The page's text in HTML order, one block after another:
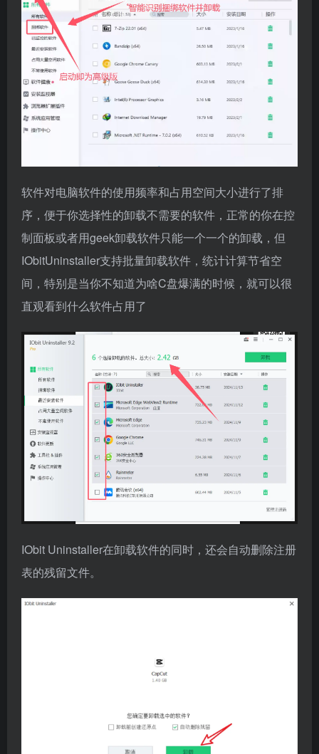
软件对电脑软件的使用频率和占用空间大小进行了排
序，便于你选择性的卸载不需要的软件，正常的你在控
制面板或者用geek卸载软件只能一个一个的卸载，但
IObitUninstaller支持批量卸载软件，统计计算节省空
间，特别是当你不知道为啥C盘爆满的时候，就可以很
直观看到什么软件占用了
IObit Uninstaller在卸载软件的同时，还会自动删除注册
表的残留文件。